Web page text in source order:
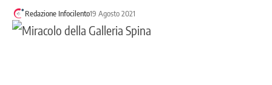
Redazione Infocilento19 Agosto 2021